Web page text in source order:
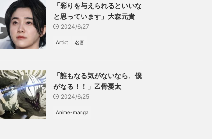
「彩りを与えられるといいな
と思っています」大森元貴
2024/6/27
Artist 名言
「誰もなる気がないなら、僕
がなる！！」乙骨憂太
2024/6/25
Anime-manga